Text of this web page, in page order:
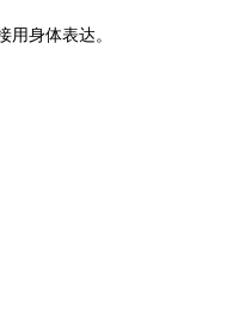
用身体表达。